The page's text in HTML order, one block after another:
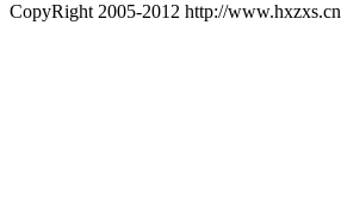
CopyRight 2005-2012 http://